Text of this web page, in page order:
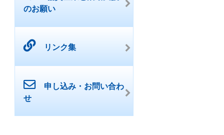
のお願い
リンク集
申し込み・お問い合わ
せ